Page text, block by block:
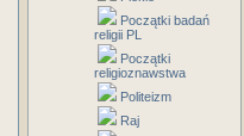
Początki badań
religii PL
Początki
religioznawstwa
Politeizm
Raj